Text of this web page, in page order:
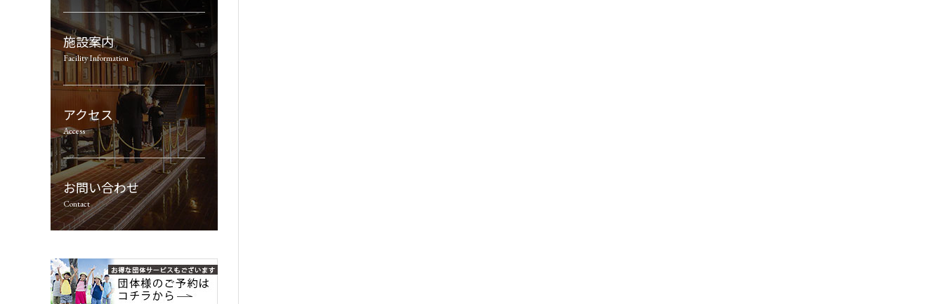
施設案内
Facility Information
アクセス
Access
お問い合わせ
Contact